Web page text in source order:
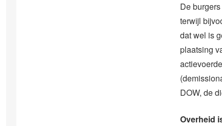
De
terwijl
dat wel is
plaatsing
DOW, de
Overheid